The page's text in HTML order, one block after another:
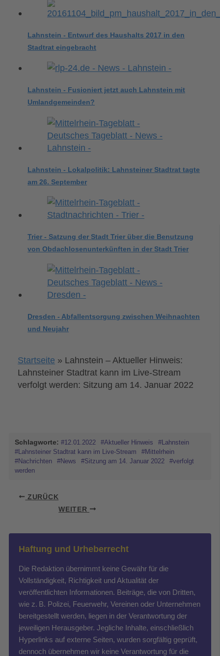
Lahnstein - Entwurf des Haushalts 2017 in den
Stadtrat eingebracht
Lahnstein - Fusioniert jetzt auch Lahnstein mit
Umlandgemeinden?
Lahnstein - Lokalpolitik: Lahnsteiner Stadtrat tagte
am 26. September
Trier - Satzung der Stadt Trier über die Benutzung
von Obdachlosenunterkünften in der Stadt Trier
Dresden - Abfallentsorgung zwischen Weihnachten
und Neujahr
Startseite » Lahnstein – Aktueller Hinweis:
Lahnsteiner Stadtrat kann im Live-Stream
verfolgt werden: Sitzung am 14. Januar 2022
Schlagworte: #12.01.2022 #Aktueller Hinweis
#Lahnstein
#Lahnsteiner Stadtrat kann im Live-Stream
#Mittelrhein
#Nachrichten
#News #Sitzung am 14. Januar 2022
#verfolgt
werden
ZURÜCK
WEITER
Haftung und Urheberrecht
Die Redaktion übernimmt keine Gewähr für die
Vollständigkeit, Richtigkeit und Aktualität der
veröffentlichten Informationen. Beiträge, die von Dritten,
wie z. B. Polizei, Feuerwehr, Vereinen oder Unternehmen
bereitgestellt werden, liegen in der Verantwortung der
jeweiligen Herausgeber. Jegliche Inhalte, einschließlich
Hyperlinks auf externe Seiten, wurden sorgfältig geprüft,
dennoch übernehmen wir keine Verantwortung für die